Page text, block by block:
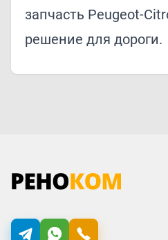
запчасть
решение для дороги.